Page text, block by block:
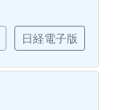
日経電子版